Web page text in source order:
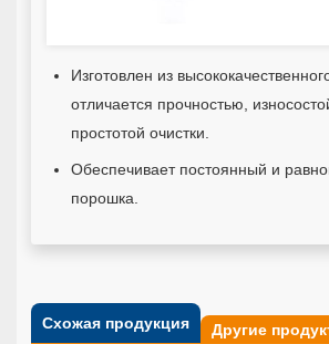
Изготовлен из
отличается прочностью,
простотой очистки.
Обеспечивает постоянный и
порошка.
Схожая продукция Другие